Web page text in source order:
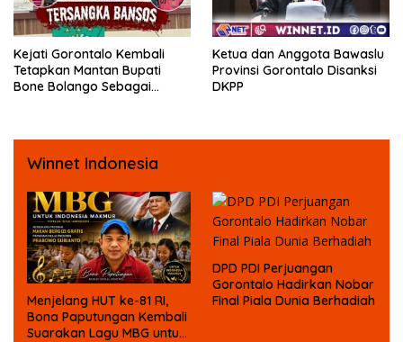
Kejati Gorontalo Kembali
Tetapkan Mantan Bupati
Bone Bolango Sebagai
Ketua dan Anggota Bawaslu
Provinsi Gorontalo Disanksi
DKPP
Winnet Indonesia
Menjelang HUT ke-81 RI,
Bona Paputungan Kembali
Suarakan Lagu MBG untuk
DPD PDI Perjuangan
Gorontalo Hadirkan Nobar
Final Piala Dunia Berhadiah